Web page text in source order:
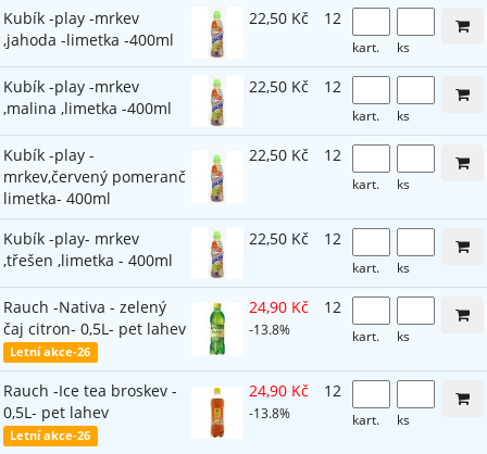
Kubík -play -mrkev
,jahoda -limetka -400ml
22,50 Kč 12
kart. ks
Kubík -play -mrkev
,malina ,limetka -400ml
22,50 Kč 12
kart. ks
Kubík -play -
mrkev,červený pomeranč
limetka- 400ml
22,50 Kč 12
kart. ks
Kubík -play- mrkev
,třešen ,limetka - 400ml
22,50 Kč 12
kart. ks
Rauch -Nativa - zelený
čaj citron- 0,5L- pet lahev
Letní akce-26
24,90 Kč
-13.8%
12
kart. ks
Rauch -Ice tea broskev -
0,5L- pet lahev
Letní akce-26
24,90 Kč
-13.8%
12
kart. ks